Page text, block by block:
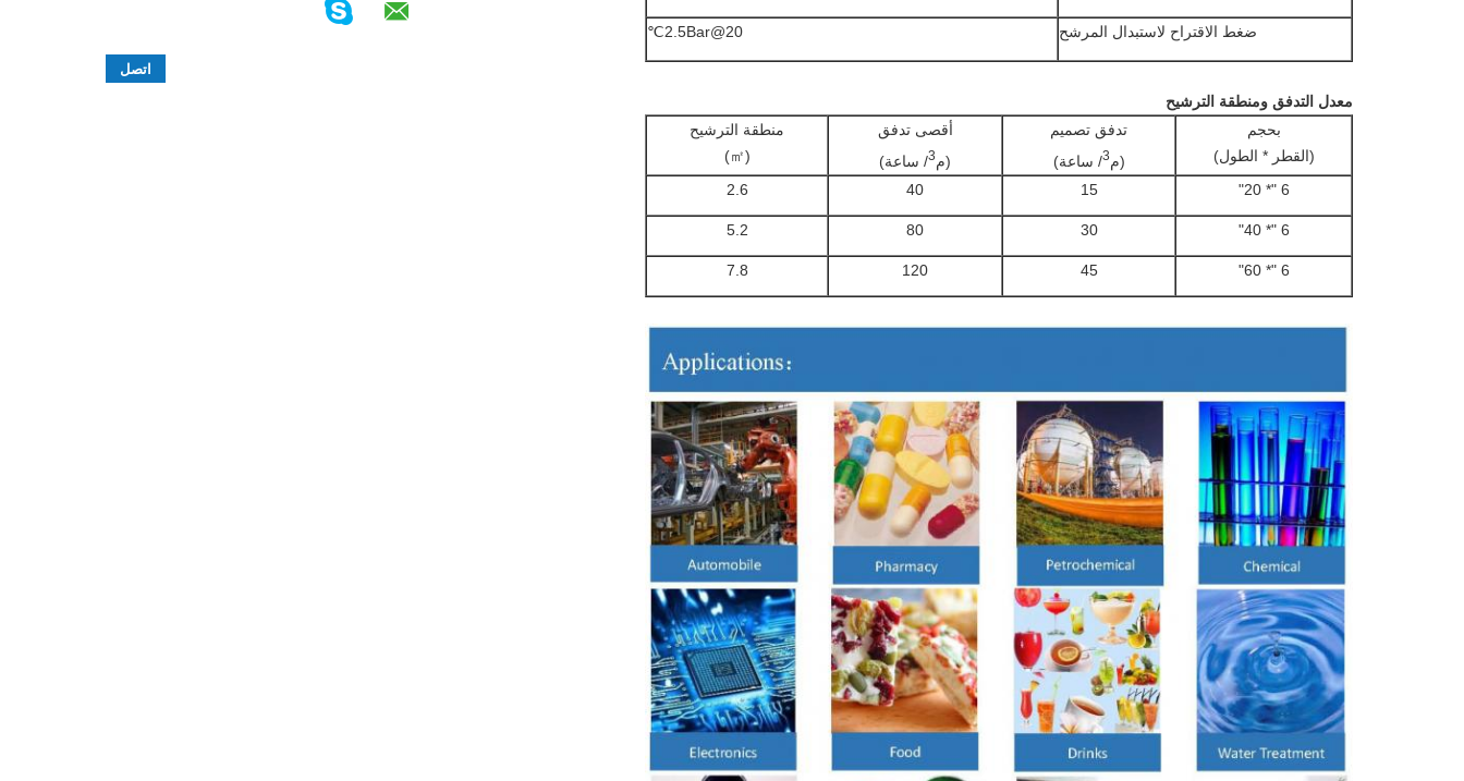
ضغط الاقتراح لاستبدال المرشح 2.5Bar@20℃
معدل التدفق ومنطقة الترشيح
بحجم
(القطر * الطول)
تدفق تصميم
(م3/ ساعة)
أقصى تدفق
(م3/ ساعة)
منطقة الترشيح
(㎡)
6 "* 20"
15
40
2.6
6 "* 40"
30
80
5.2
6 "* 60"
45
120
7.8